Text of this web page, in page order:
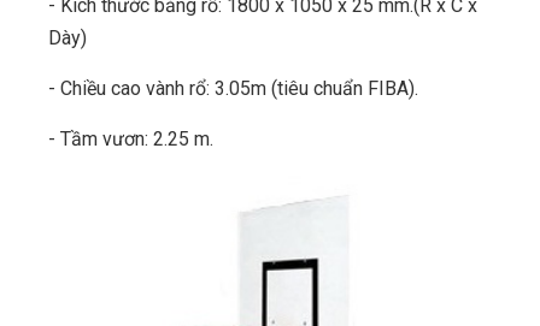
- Kích thước bảng rổ: 1800 x 1050 x 25 mm.(R x C x
Dày)
- Chiều cao vành rổ: 3.05m (tiêu chuẩn FIBA).
- Tầm vươn: 2.25 m.